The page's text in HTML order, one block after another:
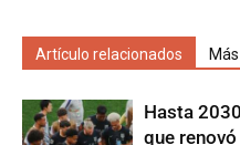
Artículo relacionados
Hasta
que